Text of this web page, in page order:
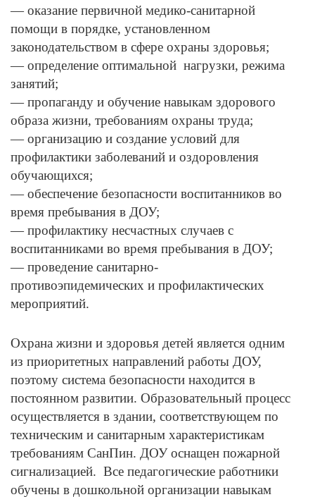
— оказание первичной медико-санитарной
помощи в порядке, установленном
законодательством в сфере охраны здоровья;
— определение оптимальной нагрузки, режима
занятий;
— пропаганду и обучение навыкам здорового
образа жизни, требованиям охраны труда;
— организацию и создание условий для
профилактики заболеваний и оздоровления
обучающихся;
— обеспечение безопасности воспитанников во
время пребывания в ДОУ;
— профилактику несчастных случаев с
воспитанниками во время пребывания в ДОУ;
— проведение санитарно-
противоэпидемических и профилактических
мероприятий.
Охрана жизни и здоровья детей является одним
из приоритетных направлений работы ДОУ,
поэтому система безопасности находится в
постоянном развитии. Образовательный процесс
осуществляется в здании, соответствующем по
техническим и санитарным характеристикам
требованиям СанПин. ДОУ оснащен пожарной
сигнализацией. Все педагогические работники
обучены в дошкольной организации навыкам